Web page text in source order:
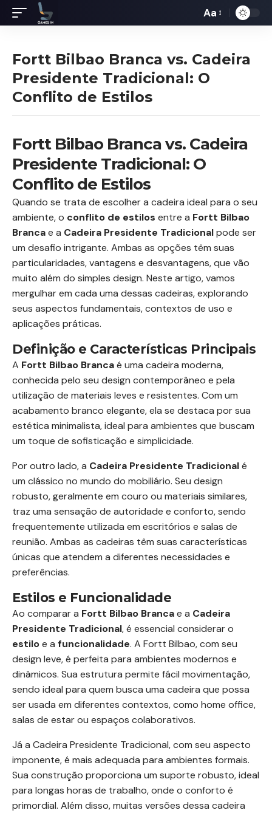
fontes
Aa
Fortt Bilbao Branca vs. Cadeira
Presidente Tradicional: O
Conflito de Estilos
Fortt Bilbao Branca vs. Cadeira
Presidente Tradicional: O
Conflito de Estilos
Quando se trata de escolher a cadeira ideal para o seu
ambiente, o conflito de estilos entre a Fortt Bilbao
Brancae a Cadeira Presidente Tradicionalpode ser
um desafio intrigante. Ambas as opções têm suas
particularidades, vantagens e desvantagens, que vão
muito além do simples design. Neste artigo, vamos
mergulhar em cada uma dessas cadeiras, explorando
seus aspectos fundamentais, contextos de uso e
aplicações práticas.
Definição e Características Principais
A Fortt Bilbao Brancaé uma cadeira moderna,
conhecida pelo seu design contemporâneo e pela
utilização de materiais leves e resistentes. Com um
acabamento branco elegante, ela se destaca por sua
estética minimalista, ideal para ambientes que buscam
um toque de sofisticação e simplicidade.
Por outro lado, a Cadeira Presidente Tradicionalé
um clássico no mundo do mobiliário. Seu design
robusto, geralmente em couro ou materiais similares,
traz uma sensação de autoridade e conforto, sendo
frequentemente utilizada em escritórios e salas de
reunião. Ambas as cadeiras têm suas características
únicas que atendem a diferentes necessidades e
preferências.
Estilos e Funcionalidade
Ao comparar a Fortt Bilbao Brancae a Cadeira
Presidente Tradicional, é essencial considerar o
estiloe a funcionalidade. A Fortt Bilbao, com seu
design leve, é perfeita para ambientes modernos e
dinâmicos. Sua estrutura permite fácil movimentação,
sendo ideal para quem busca uma cadeira que possa
ser usada em diferentes contextos, como home office,
salas de estar ou espaços colaborativos.
Já a Cadeira Presidente Tradicional, com seu aspecto
imponente, é mais adequada para ambientes formais.
Sua construção proporciona um suporte robusto, ideal
para longas horas de trabalho, onde o conforto é
primordial. Além disso, muitas versões dessa cadeira